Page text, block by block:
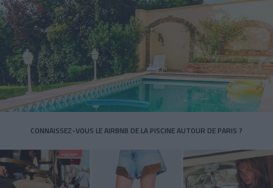
CONNAISSEZ-VOUS LE AIRBNB DE LA PISCINE AUTOUR DE PARIS ?